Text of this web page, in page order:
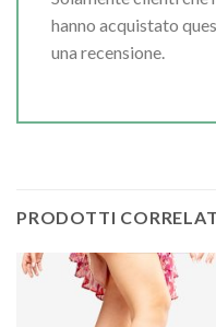
hanno acquistato
una recensione.
PRODOTTI